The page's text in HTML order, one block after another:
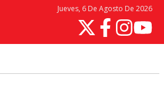
Jueves, 6 De Agosto De 2026